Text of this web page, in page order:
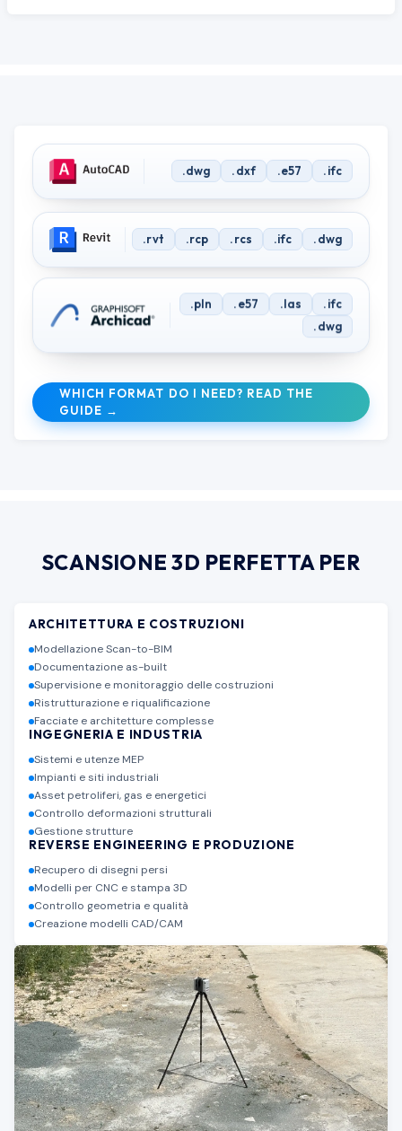
Output formats and software compatibility — which
.dwg .dxf .e57 .ifc
.rvt .rcp .rcs .ifc .dwg
.pln .e57 .las
.ifc
.dwg
WHICH FORMAT DO I NEED? READ THE
GUIDE →
SCANSIONE 3D PERFETTA PER
ARCHITETTURA E COSTRUZIONI
Modellazione Scan-to-BIM
Documentazione as-built
Supervisione e monitoraggio delle costruzioni
Ristrutturazione e riqualificazione
Facciate e architetture complesse
INGEGNERIA E INDUSTRIA
Sistemi e utenze MEP
Impianti e siti industriali
Asset petroliferi, gas e energetici
Controllo deformazioni strutturali
Gestione strutture
REVERSE ENGINEERING E PRODUZIONE
Recupero di disegni persi
Modelli per CNC e stampa 3D
Controllo geometria e qualità
Creazione modelli CAD/CAM